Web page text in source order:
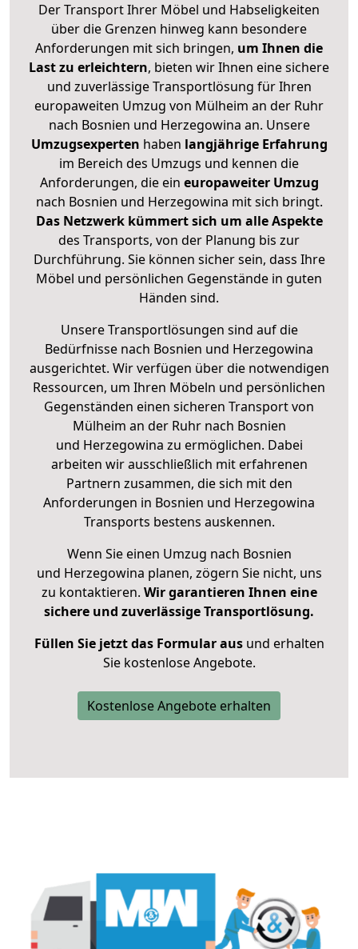
Der Transport Ihrer Möbel und Habseligkeiten
über die Grenzen hinweg kann besondere
Anforderungen mit sich bringen, um Ihnen die
Last zu erleichtern, bieten wir Ihnen eine sichere
und zuverlässige Transportlösung für Ihren
europaweiten Umzug von Mülheim an der Ruhr
nach Bosnien und Herzegowina an. Unsere
Umzugsexperten haben langjährige Erfahrung
im Bereich des Umzugs und kennen die
Anforderungen, die ein europaweiter Umzug
nach Bosnien und Herzegowina mit sich bringt.
Das Netzwerk kümmert sich um alle Aspekte
des Transports, von der Planung bis zur
Durchführung. Sie können sicher sein, dass Ihre
Möbel und persönlichen Gegenstände in guten
Händen sind.
Unsere Transportlösungen sind auf die
Bedürfnisse nach Bosnien und Herzegowina
ausgerichtet. Wir verfügen über die notwendigen
Ressourcen, um Ihren Möbeln und persönlichen
Gegenständen einen sicheren Transport von
Mülheim an der Ruhr nach Bosnien
und Herzegowina zu ermöglichen. Dabei
arbeiten wir ausschließlich mit erfahrenen
Partnern zusammen, die sich mit den
Anforderungen in Bosnien und Herzegowina
Transports bestens auskennen.
Wenn Sie einen Umzug nach Bosnien
und Herzegowina planen, zögern Sie nicht, uns
zu kontaktieren. Wir garantieren Ihnen eine
sichere und zuverlässige Transportlösung.
Füllen Sie jetzt das Formular ausund erhalten
Sie kostenlose Angebote.
Kostenlose Angebote erhalten